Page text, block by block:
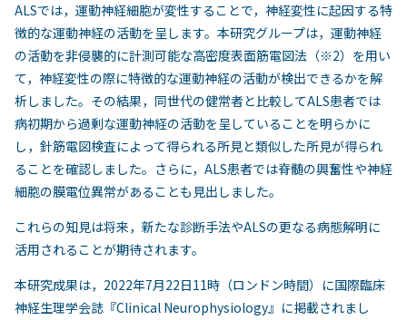
ALSでは，運動神経細胞が変性することで，神経変性に起因する特
徴的な運動神経の活動を呈します。本研究グループは，運動神経
の活動を非侵襲的に計測可能な高密度表面筋電図法（※2）を用い
て，神経変性の際に特徴的な運動神経の活動が検出できるかを解
析しました。その結果，同世代の健常者と比較してALS患者では
病初期から過剰な運動神経の活動を呈していることを明らかに
し，針筋電図検査によって得られる所見と類似した所見が得られ
ることを確認しました。さらに，ALS患者では脊髄の興奮性や神経
細胞の膜電位異常があることも見出しました。
これらの知見は将来，新たな診断手法やALSの更なる病態解明に
活用されることが期待されます。
本研究成果は，2022年7月22日11時（ロンドン時間）に国際臨床
神経生理学会誌『Clinical Neurophysiology』に掲載されまし